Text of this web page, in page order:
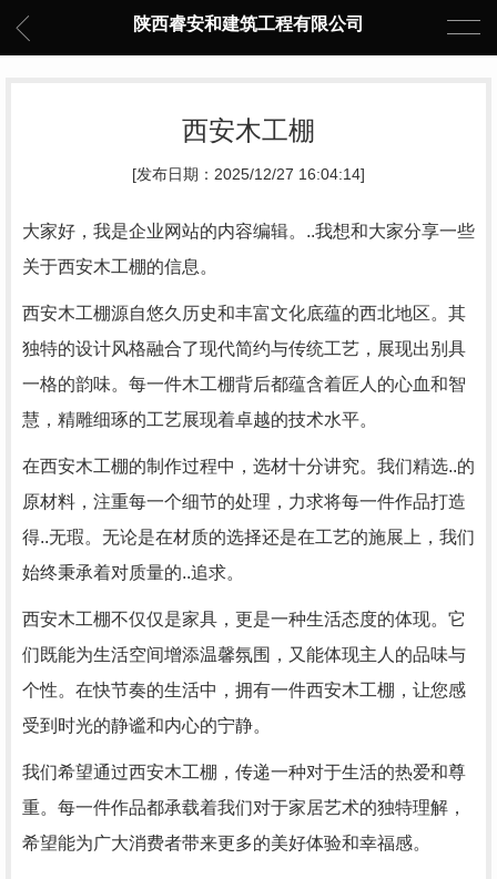
陕西睿安和建筑工程有限公司
西安木工棚
[发布日期：2025/12/27 16:04:14]
大家好，我是企业网站的内容编辑。..我想和大家分享一些
关于西安木工棚的信息。
西安木工棚源自悠久历史和丰富文化底蕴的西北地区。其
独特的设计风格融合了现代简约与传统工艺，展现出别具
一格的韵味。每一件木工棚背后都蕴含着匠人的心血和智
慧，精雕细琢的工艺展现着卓越的技术水平。
在西安木工棚的制作过程中，选材十分讲究。我们精选..的
原材料，注重每一个细节的处理，力求将每一件作品打造
得..无瑕。无论是在材质的选择还是在工艺的施展上，我们
始终秉承着对质量的..追求。
西安木工棚不仅仅是家具，更是一种生活态度的体现。它
们既能为生活空间增添温馨氛围，又能体现主人的品味与
个性。在快节奏的生活中，拥有一件西安木工棚，让您感
受到时光的静谧和内心的宁静。
我们希望通过西安木工棚，传递一种对于生活的热爱和尊
重。每一件作品都承载着我们对于家居艺术的独特理解，
希望能为广大消费者带来更多的美好体验和幸福感。